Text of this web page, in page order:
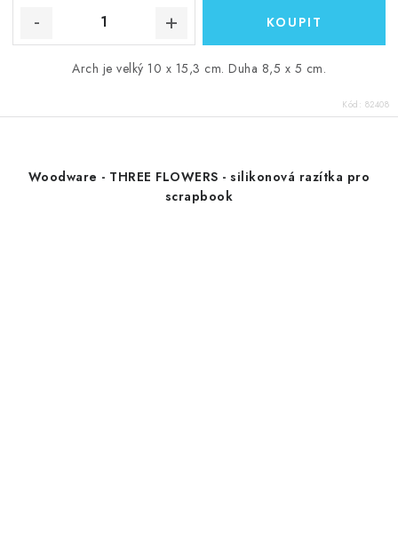
Arch je velký 10 x 15,3 cm. Duha 8,5 x 5 cm.
Kód: 82408
Woodware - THREE FLOWERS - silikonová razítka pro
scrapbook